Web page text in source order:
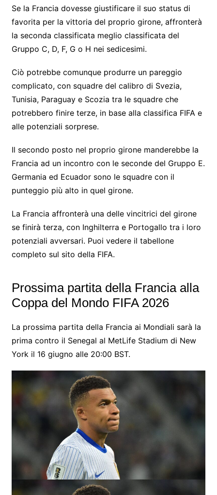
Se la Francia dovesse giustificare il suo status di
favorita per la vittoria del proprio girone, affronterà
la seconda classificata meglio classificata del
Gruppo C, D, F, G o H nei sedicesimi.
Ciò potrebbe comunque produrre un pareggio
complicato, con squadre del calibro di Svezia,
Tunisia, Paraguay e Scozia tra le squadre che
potrebbero finire terze, in base alla classifica FIFA e
alle potenziali sorprese.
Il secondo posto nel proprio girone manderebbe la
Francia ad un incontro con le seconde del Gruppo E.
Germania ed Ecuador sono le squadre con il
punteggio più alto in quel girone.
La Francia affronterà una delle vincitrici del girone
se finirà terza, con Inghilterra e Portogallo tra i loro
potenziali avversari. Puoi vedere il tabellone
completo sul sito della FIFA.
Prossima partita della Francia alla
Coppa del Mondo FIFA 2026
La prossima partita della Francia ai Mondiali sarà la
prima contro il Senegal al MetLife Stadium di New
York il 16 giugno alle 20:00 BST.